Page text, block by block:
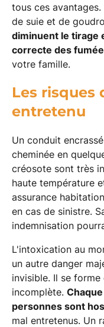
tous ces
de suie et de
diminuent le tirage
correcte des
votre famille.
Les risques
entretenu
Un conduit
cheminée en
créosote sont très
haute température
assurance
en cas de sinistre.
indemnisation
L'intoxication au
un autre danger
invisible. Il se
incomplète.
personnes sont
mal entretenus. Un